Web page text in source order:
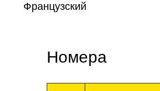
Французский
Номера